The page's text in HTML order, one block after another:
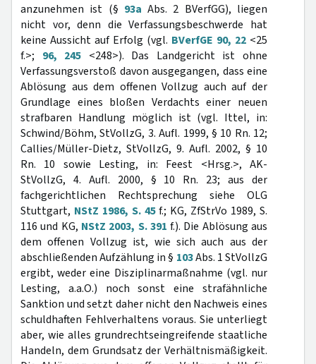
anzunehmen ist (§ 93a Abs. 2 BVerfGG), liegen
nicht vor, denn die Verfassungsbeschwerde hat
keine Aussicht auf Erfolg (vgl. BVerfGE 90, 22 <25
f.>; 96, 245 <248>). Das Landgericht ist ohne
Verfassungsverstoß davon ausgegangen, dass eine
Ablösung aus dem offenen Vollzug auch auf der
Grundlage eines bloßen Verdachts einer neuen
strafbaren Handlung möglich ist (vgl. Ittel, in:
Schwind/Böhm, StVollzG, 3. Aufl. 1999, § 10 Rn. 12;
Callies/Müller-Dietz, StVollzG, 9. Aufl. 2002, § 10
Rn. 10 sowie Lesting, in: Feest <Hrsg.>, AK-
StVollzG, 4. Aufl. 2000, § 10 Rn. 23; aus der
fachgerichtlichen Rechtsprechung siehe OLG
Stuttgart, NStZ 1986, S. 45f.; KG, ZfStrVo 1989, S.
116 und KG, NStZ 2003, S. 391 f.). Die Ablösung aus
dem offenen Vollzug ist, wie sich auch aus der
abschließenden Aufzählung in § 103Abs. 1 StVollzG
ergibt, weder eine Disziplinarmaßnahme (vgl. nur
Lesting, a.a.O.) noch sonst eine strafähnliche
Sanktion und setzt daher nicht den Nachweis eines
schuldhaften Fehlverhaltens voraus. Sie unterliegt
aber, wie alles grundrechtseingreifende staatliche
Handeln, dem Grundsatz der Verhältnismäßigkeit.